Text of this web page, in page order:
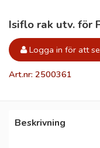
Isiflo rak utv. för
Logga in för att
Art.nr: 2500361
Beskrivning